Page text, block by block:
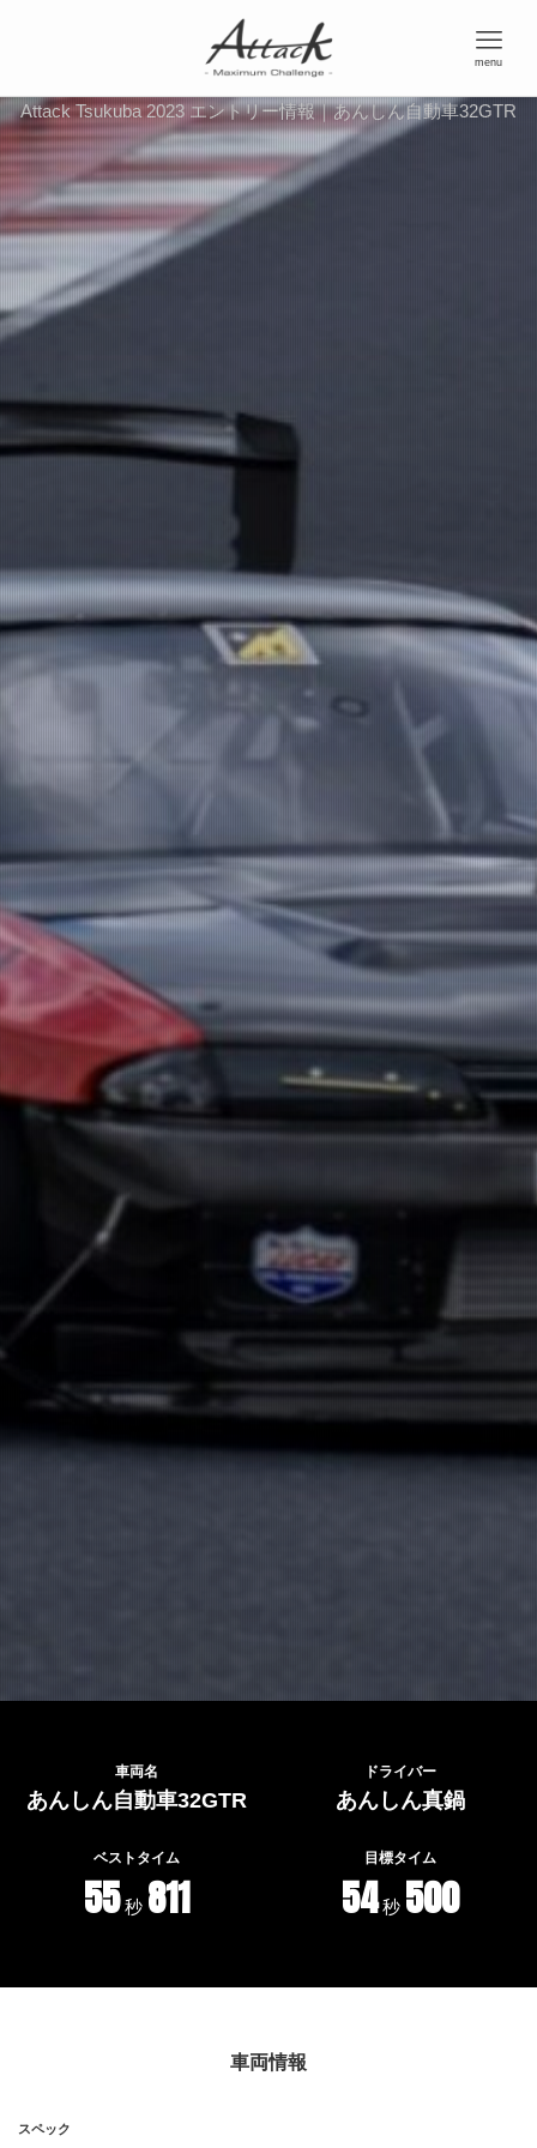
menu
Attack Tsukuba 2023 エントリー情報｜あんしん自動車32GTR
車両名
あんしん自動車32GTR
ドライバー
あんしん真鍋
ベストタイム
55秒 811
目標タイム
54秒 500
車両情報
スペック